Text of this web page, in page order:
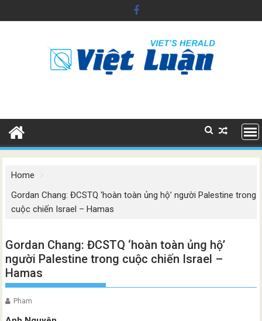
to
Home
Gordan Chang: ĐCSTQ ‘hoàn toàn ủng hộ’ người Palestine trong
cuộc chiến Israel – Hamas
Gordan Chang: ĐCSTQ ‘hoàn toàn ủng hộ’
người Palestine trong cuộc chiến Israel –
Hamas
Pham